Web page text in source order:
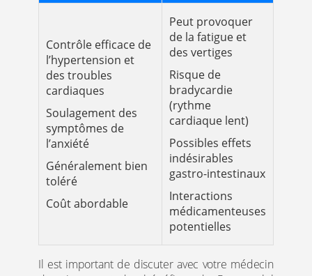
Contrôle efficace de
l’hypertension et
des troubles
cardiaques
Soulagement des
symptômes de
l’anxiété
Généralement bien
toléré
Coût abordable
Peut provoquer
de la fatigue et
des vertiges
Risque de
bradycardie
(rythme
cardiaque lent)
Possibles effets
indésirables
gastro-intestinaux
Interactions
médicamenteuses
potentielles
Il est important de discuter avec votre médecin